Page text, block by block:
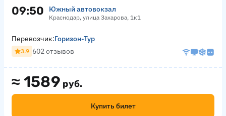
09:50 Южный автовокзал
Краснодар, улица Захарова, 1к1
≈ 1589 руб.
Купить билет
Перевозчик:Горизон-Тур
3.9 602 отзывов